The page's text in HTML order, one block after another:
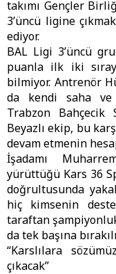
takımı Gençler
3’üncü ligine
ediyor.
BAL Ligi 3’üncü
puanla ilk iki
bilmiyor. Antrenör
da kendi saha ve
Trabzon Bahçecik
Beyazlı ekip, bu
devam etmenin
İşadamı
yürüttüğü Kars 36
doğrultusunda
hiç kimsenin
taraftan
da tek başına
“Karslılara
çıkacak”